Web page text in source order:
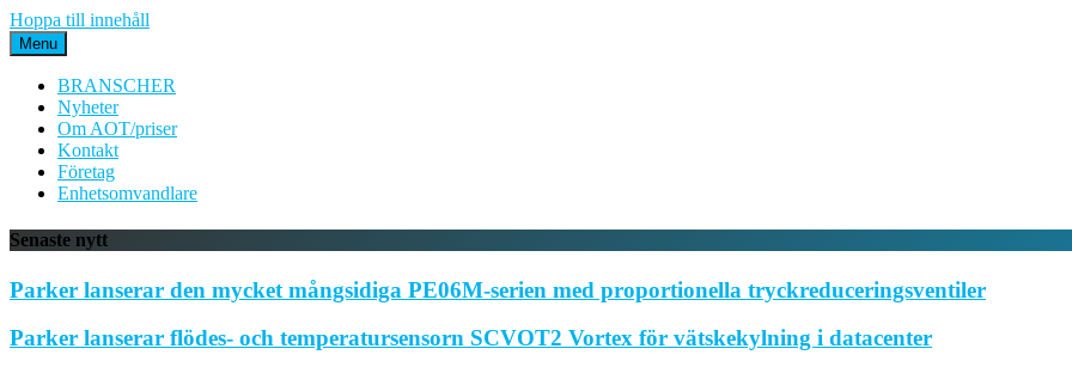
Hoppa till innehåll
Menu
BRANSCHER
Nyheter
Om AOT/priser
Kontakt
Företag
Enhetsomvandlare
Senaste nytt
Parker lanserar den mycket mångsidiga PE06M-serien med proportionella tryckreduceringsventiler
Parker lanserar flödes- och temperatursensorn SCVOT2 Vortex för vätskekylning i datacenter